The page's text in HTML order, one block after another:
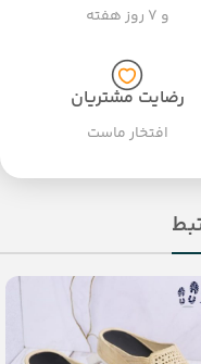
و ۷ روز هفته
رضایت مشتریان
افتخار ماست